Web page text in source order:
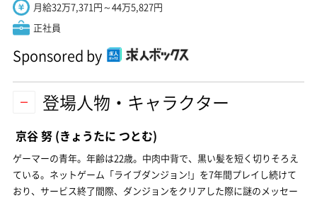
月給32万7,371円～44万5,827円
正社員
Sponsored by
登場人物・キャラクター
京谷 努 (きょうたに つとむ)
ゲーマーの青年。年齢は22歳。中肉中背で、黒い髪を短く切りそろえ
ている。ネットゲーム「ライブダンジョン!」を7年間プレイし続けて
おり、サービス終了間際、ダンジョンをクリアした際に謎のメッセー